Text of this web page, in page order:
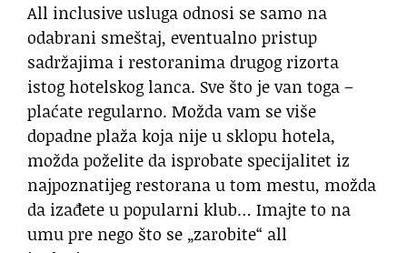
All inclusive usluga odnosi se samo na
odabrani smeštaj, eventualno pristup
sadržajima i restoranima drugog rizorta
istog hotelskog lanca. Sve što je van toga –
plaćate regularno. Možda vam se više
dopadne plaža koja nije u sklopu hotela,
možda poželite da isprobate specijalitet iz
najpoznatijeg restorana u tom mestu, možda
da izađete u popularni klub… Imajte to na
umu pre nego što se „zarobite“ all